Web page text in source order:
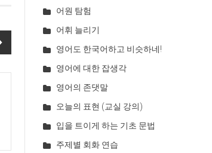
어원 탐험
어휘 늘리기
영어도 한국어하고 비슷하네!
영어에 대한 잡생각
영어의 존댓말
오늘의 표현 (교실 강의)
입을 트이게 하는 기초 문법
주제별 회화 연습